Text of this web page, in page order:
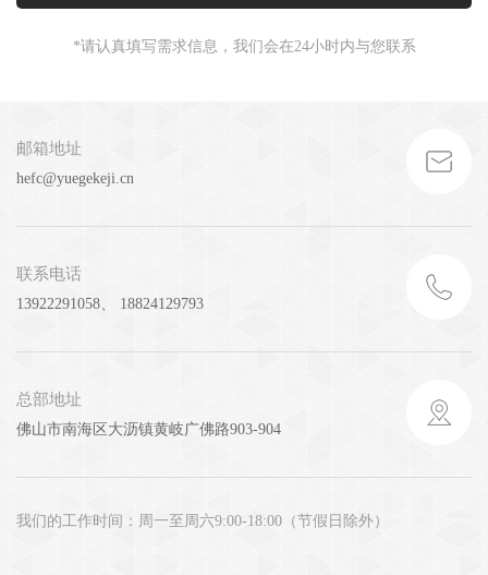
*请认真填写需求信息，我们会在24小时内与您联系
邮箱地址
hefc@yuegekeji.cn
联系电话
13922291058、 18824129793
总部地址
佛山市南海区大沥镇黄岐广佛路903-904
我们的工作时间：周一至周六9:00-18:00（节假日除外）